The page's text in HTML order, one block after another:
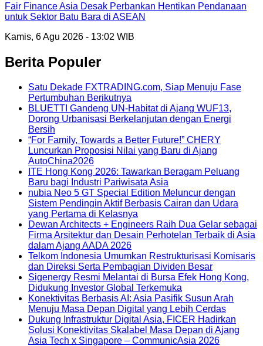
Fair Finance Asia Desak Perbankan Hentikan Pendanaan
untuk Sektor Batu Bara di ASEAN
Kamis, 6 Agu 2026 - 13:02 WIB
Berita Populer
Satu Dekade FXTRADING.com, Siap Menuju Fase
Pertumbuhan Berikutnya
BLUETTI Gandeng UN-Habitat di Ajang WUF13,
Dorong Urbanisasi Berkelanjutan dengan Energi
Bersih
“For Family, Towards a Better Future!” CHERY
Luncurkan Proposisi Nilai yang Baru di Ajang
AutoChina2026
ITE Hong Kong 2026: Tawarkan Beragam Peluang
Baru bagi Industri Pariwisata Asia
nubia Neo 5 GT Special Edition Meluncur dengan
Sistem Pendingin Aktif Berbasis Cairan dan Udara
yang Pertama di Kelasnya
Dewan Architects + Engineers Raih Dua Gelar sebagai
Firma Arsitektur dan Desain Perhotelan Terbaik di Asia
dalam Ajang AADA 2026
Telkom Indonesia Umumkan Restrukturisasi Komisaris
dan Direksi Serta Pembagian Dividen Besar
Sigenergy Resmi Melantai di Bursa Efek Hong Kong,
Didukung Investor Global Terkemuka
Konektivitas Berbasis AI: Asia Pasifik Susun Arah
Menuju Masa Depan Digital yang Lebih Cerdas
Dukung Infrastruktur Digital Asia, FICER Hadirkan
Solusi Konektivitas Skalabel Masa Depan di Ajang
Asia Tech x Singapore – CommunicAsia 2026